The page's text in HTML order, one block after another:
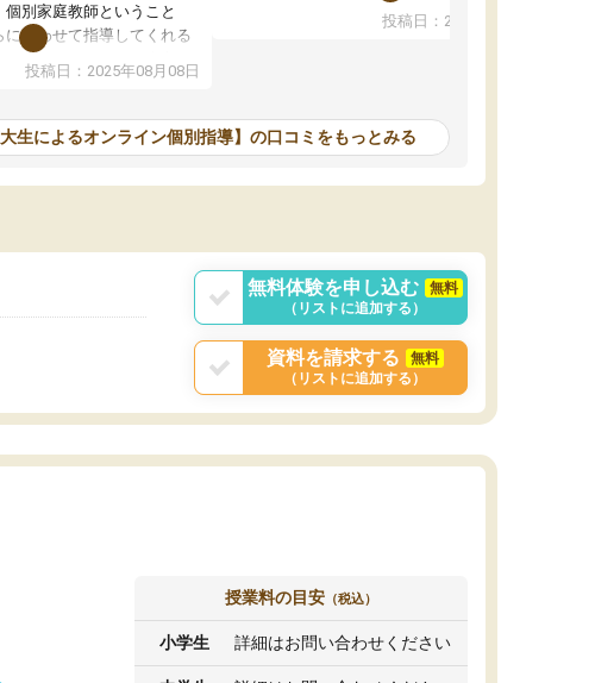
別家庭教師ということ
合わせて指導してくれる
リキュラムがない。当方
習をするため、学校の教科
の時間を使って進められる
、それであれば自学自習で
仕方が分からず辞めること
投稿日：2025年08月08日
また受験のノウハウを蓄積している優秀な東大
ツーマン指導によって、自分の志望校にふさわ
しいオリジナルのカリキュラムを提案してくれ
と感じました。
投稿日：2024年02月19日
生によるオンライン個別指導】の口コミをもっとみる
無料体験を申し込む
無料
（リストに追加する）
資料を請求する
無料
（リストに追加する）
授業料の目安 （税込）
小学生 詳細はお問い合わせください